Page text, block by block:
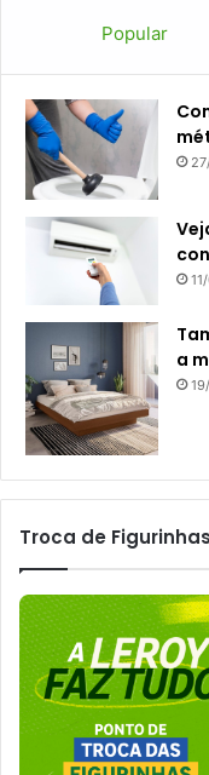
Popular
a
Troca de Figurinhas